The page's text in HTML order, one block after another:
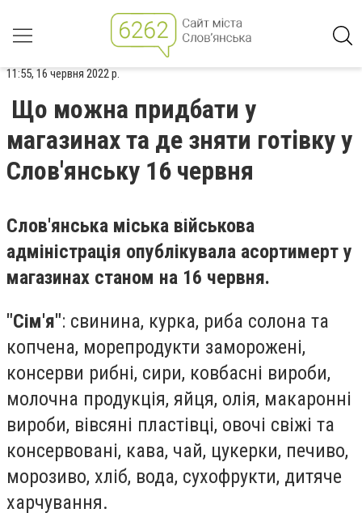
11:55, 16 червня 2022 р.
Що можна придбати у
магазинах та де зняти готівку у
Слов'янську 16 червня
Слов'янська міська військова
адміністрація опублікувала асортимерт у
магазинах станом на 16 червня.
"Сім'я": свинина, курка, риба солона та
копчена, морепродукти заморожені,
консерви рибні, сири, ковбасні вироби,
молочна продукція, яйця, олія, макаронні
вироби, вівсяні пластівці, овочі свіжі та
консервовані, кава, чай, цукерки, печиво,
морозиво, хліб, вода, сухофрукти, дитяче
харчування.